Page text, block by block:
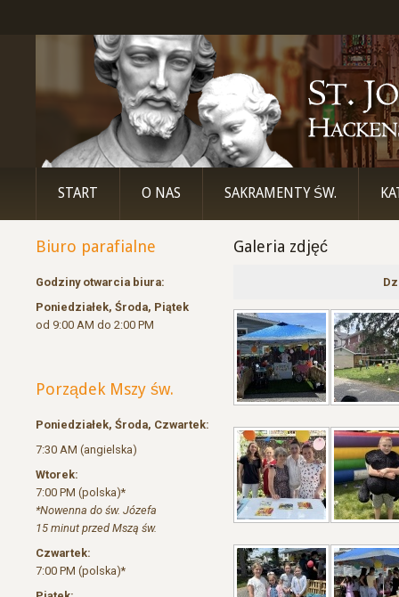
START O NAS SAKRAMENTY ŚW.
Biuro parafialne
Godziny otwarcia biura:
Poniedziałek, Środa, Piątek
od 9:00 AM do 2:00 PM
Porządek Mszy św.
Poniedziałek, Środa, Czwartek:
7:30 AM (angielska)
Wtorek:
7:00 PM (polska)*
*Nowenna do św. Józefa
15 minut przed Mszą św.
Czwartek:
7:00 PM (polska)*
Galeria zdjęć